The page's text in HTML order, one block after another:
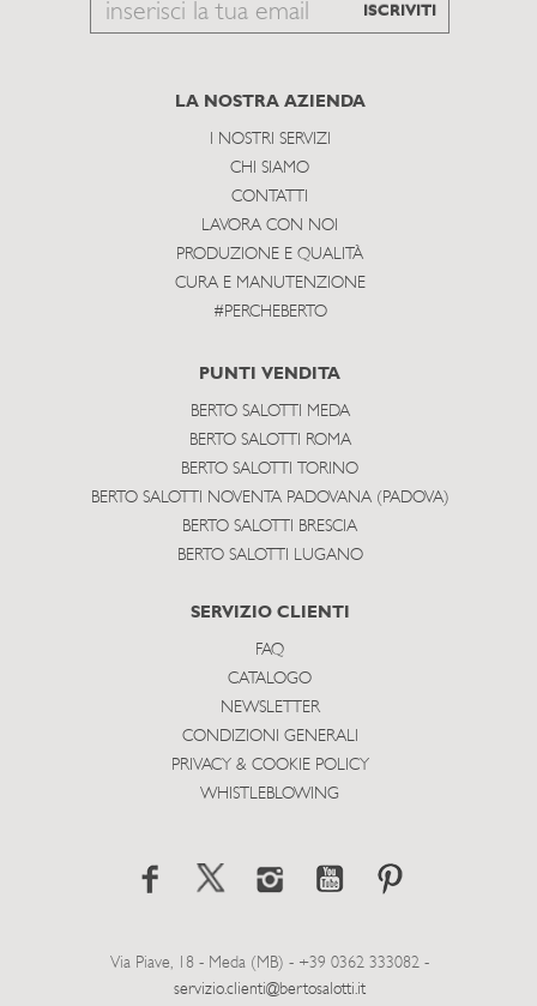
Email
subscribe
ISCRIVITI
LA NOSTRA AZIENDA
I NOSTRI SERVIZI
CHI SIAMO
CONTATTI
LAVORA CON NOI
PRODUZIONE E QUALITÀ
CURA E MANUTENZIONE
#PERCHEBERTO
PUNTI VENDITA
BERTO SALOTTI MEDA
BERTO SALOTTI ROMA
BERTO SALOTTI TORINO
BERTO SALOTTI NOVENTA PADOVANA (PADOVA)
BERTO SALOTTI BRESCIA
BERTO SALOTTI LUGANO
SERVIZIO CLIENTI
FAQ
CATALOGO
NEWSLETTER
CONDIZIONI GENERALI
PRIVACY & COOKIE POLICY
WHISTLEBLOWING
Via Piave, 18 - Meda (MB) - +39 0362 333082 -
servizio.clienti@bertosalotti.it